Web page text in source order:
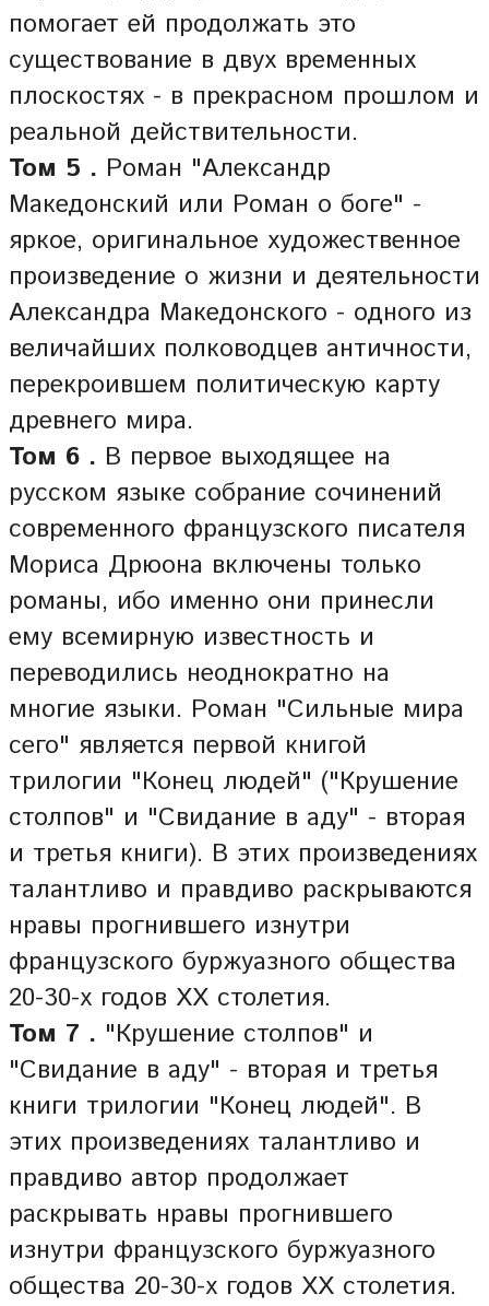
помогает ей продолжать это
существование в двух временных
плоскостях - в прекрасном прошлом и
реальной действительности.
Том 5 . Роман "Александр
Македонский или Роман о боге" -
яркое, оригинальное художественное
произведение о жизни и деятельности
Александра Македонского - одного из
величайших полководцев античности,
перекроившем политическую карту
древнего мира.
Том 6 . В первое выходящее на
русском языке собрание сочинений
современного французского писателя
Мориса Дрюона включены только
романы, ибо именно они принесли
ему всемирную известность и
переводились неоднократно на
многие языки. Роман "Сильные мира
сего" является первой книгой
трилогии "Конец людей" ("Крушение
столпов" и "Свидание в аду" - вторая
и третья книги). В этих произведениях
талантливо и правдиво раскрываются
нравы прогнившего изнутри
французского буржуазного общества
20-30-х годов XX столетия.
Том 7 . "Крушение столпов" и
"Свидание в аду" - вторая и третья
книги трилогии "Конец людей". В
этих произведениях талантливо и
правдиво автор продолжает
раскрывать нравы прогнившего
изнутри французского буржуазного
общества 20-30-х годов XX столетия.